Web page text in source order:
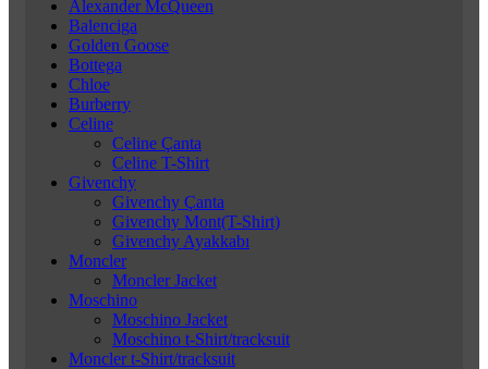
Alexander McQueen
Balenciga
Golden Goose
Bottega
Chloe
Burberry
Celine
Celine Çanta
Celine T-Shirt
Givenchy
Givenchy Çanta
Givenchy Mont(T-Shirt)
Givenchy Ayakkabı
Moncler
Moncler Jacket
Moschino
Moschino Jacket
Moschino t-Shirt/tracksuit
Moncler t-Shirt/tracksuit